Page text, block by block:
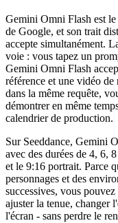
Gemini Omni Flash est
de Google, et son trait
accepte simultanément.
voie : vous tapez un
Gemini Omni Flash
référence et une vidéo de
dans la même requête,
démontrer en même
calendrier de production.
Sur Seeddance, Gemini
avec des durées de 4, 6,
et le 9:16 portrait. Parce
personnages et des
successives, vous
ajuster la tenue, changer
l'écran - sans perdre le